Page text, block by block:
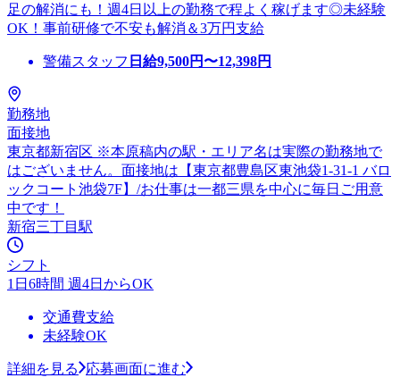
足の解消にも！週4日以上の勤務で程よく稼げます◎未経験
OK！事前研修で不安も解消＆3万円支給
警備スタッフ 日給9,500円〜12,398円
勤務地
面接地
東京都新宿区 ※本原稿内の駅・エリア名は実際の勤務地で
はございません。面接地は【東京都豊島区東池袋1-31-1 バロ
ックコート池袋7F】/お仕事は一都三県を中心に毎日ご用意
中です！
新宿三丁目駅
シフト
1日6時間 週4日からOK
交通費支給
未経験OK
詳細を見る
応募画面に進む